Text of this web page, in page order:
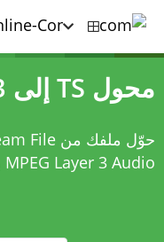
محول TS إلى MP3
MPEG Layer 3 Audio باستخدام